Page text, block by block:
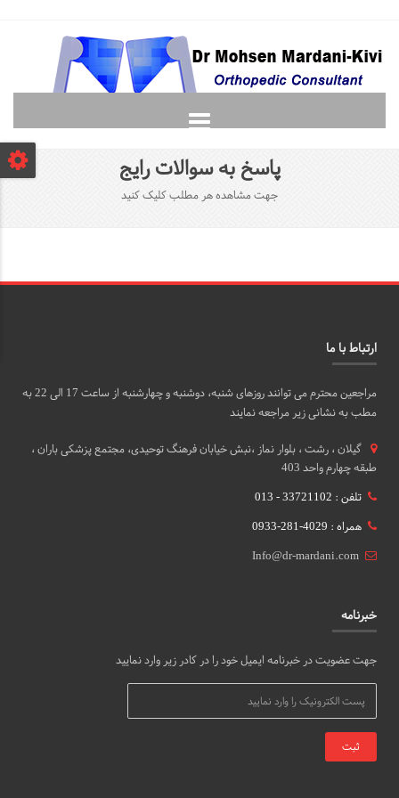
تماس با ما
پاسخ به سوالات رایج
جهت مشاهده هر مطلب کلیک کنید
ارتباط با ما
مراجعین محترم می توانند روزهای شنبه، دوشنبه و چهارشنبه از ساعت 17 الی 22 به
مطب به نشانی زیر مراجعه نمایند
گيلان ، رشت ، بلوار نماز ،نبش خیابان فرهنگ توحیدی، مجتمع پزشکی باران ،
طبقه چهارم واحد 403
تلفن : 33721102 - 013
همراه : 4029-281-0933
Info@dr-mardani.com
خبرنامه
جهت عضویت در خبرنامه ایمیل خود را در کادر زیر وارد نمایید